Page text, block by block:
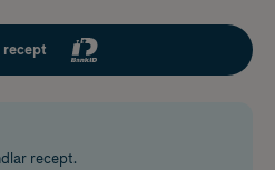
recept
recept.